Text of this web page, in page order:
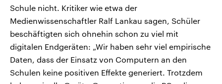
Schule nicht. Kritiker wie etwa der
Medienwissenschaftler Ralf Lankau sagen, Schüler
beschäftigten sich ohnehin schon zu viel mit
digitalen Endgeräten: „Wir haben sehr viel empirische
Daten, dass der Einsatz von Computern an den
Schulen keine positiven Effekte generiert. Trotzdem